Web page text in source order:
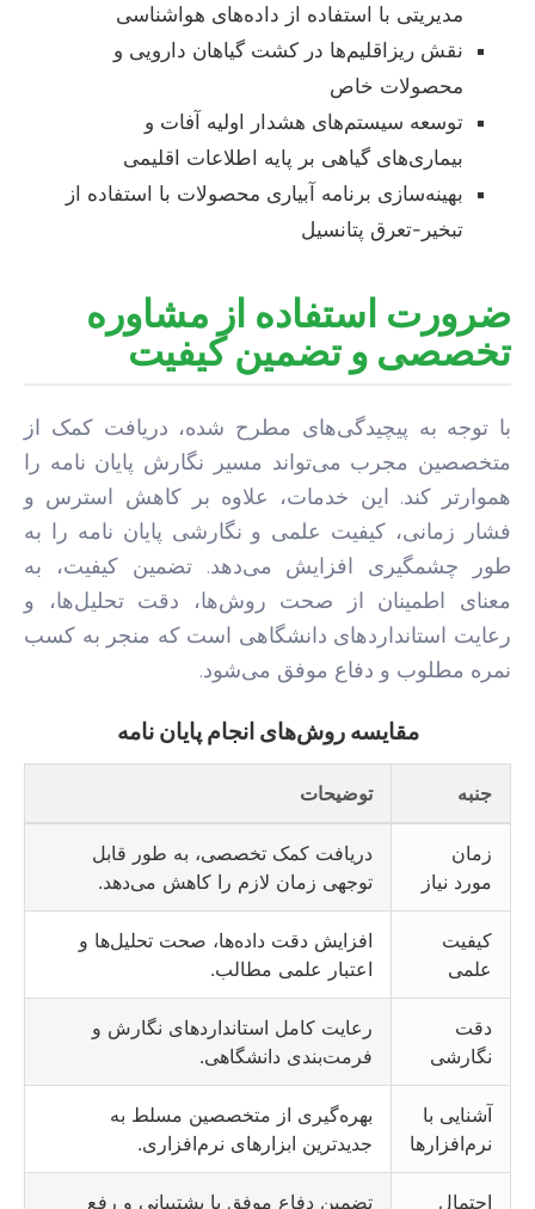
مدیریتی با استفاده از داده‌های هواشناسی
نقش ریزاقلیم‌ها در کشت گیاهان دارویی و
محصولات خاص
توسعه سیستم‌های هشدار اولیه آفات و
بیماری‌های گیاهی بر پایه اطلاعات اقلیمی
بهینه‌سازی برنامه آبیاری محصولات با استفاده از
تبخیر-تعرق پتانسیل
ضرورت استفاده از مشاوره
تخصصی و تضمین کیفیت
با توجه به پیچیدگی‌های مطرح شده، دریافت کمک از
متخصصین مجرب می‌تواند مسیر نگارش پایان نامه را
هموارتر کند. این خدمات، علاوه بر کاهش استرس و
فشار زمانی، کیفیت علمی و نگارشی پایان نامه را به
طور چشمگیری افزایش می‌دهد. تضمین کیفیت، به
معنای اطمینان از صحت روش‌ها، دقت تحلیل‌ها، و
رعایت استانداردهای دانشگاهی است که منجر به کسب
نمره مطلوب و دفاع موفق می‌شود.
مقایسه روش‌های انجام پایان نامه
جنبه توضیحات
زمان
مورد نیاز
دریافت کمک تخصصی، به طور قابل
توجهی زمان لازم را کاهش می‌دهد.
کیفیت
علمی
افزایش دقت داده‌ها، صحت تحلیل‌ها و
اعتبار علمی مطالب.
دقت
نگارشی
رعایت کامل استانداردهای نگارش و
فرمت‌بندی دانشگاهی.
آشنایی با
نرم‌افزارها
بهره‌گیری از متخصصین مسلط به
جدیدترین ابزارهای نرم‌افزاری.
احتمال تضمین دفاع موفق با پشتیبانی و رفع